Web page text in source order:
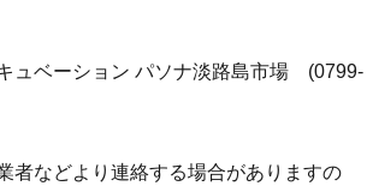
ュベーション パソナ淡路島市場 (0799-
者などより連絡する場合がありますの